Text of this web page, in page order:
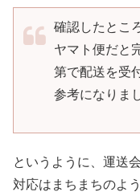
確認したとこ
ヤマト便だと
第で配送を受
参考になりま
というように、運送
対応はまちまちのよう